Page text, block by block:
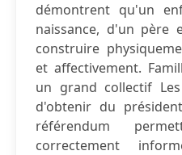
démontrent qu'un
naissance, d'un père
construire
et affectivement.
un grand collectif
d'obtenir du
référendum
correctement